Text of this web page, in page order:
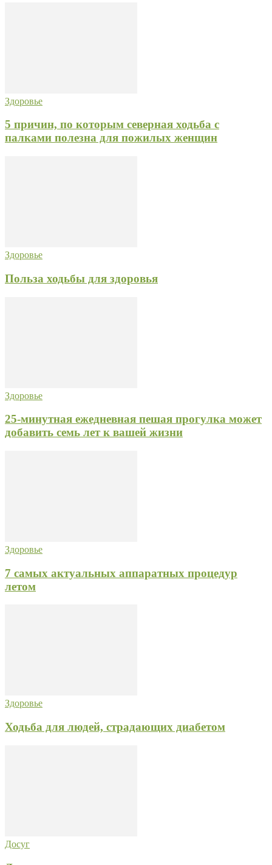
Здоровье
5 причин, по которым северная ходьба с
палками полезна для пожилых женщин
Здоровье
Польза ходьбы для здоровья
Здоровье
25-минутная ежедневная пешая прогулка может
добавить семь лет к вашей жизни
Здоровье
7 самых актуальных аппаратных процедур
летом
Здоровье
Ходьба для людей, страдающих диабетом
Досуг